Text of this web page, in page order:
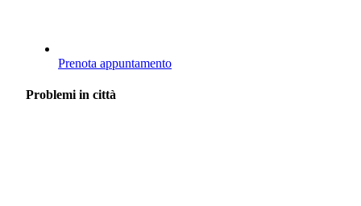
Prenota appuntamento
Problemi in città